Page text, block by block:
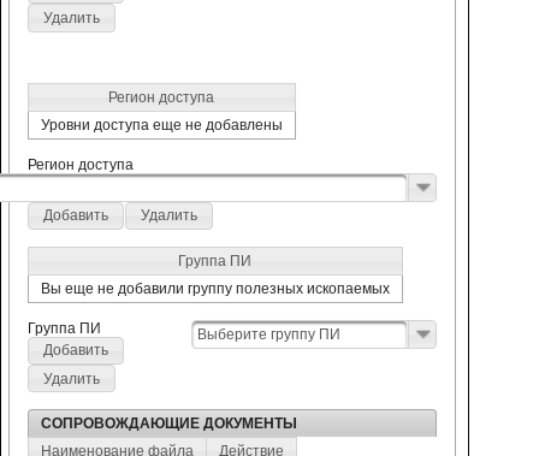
Удалить
Регион доступа
Уровни доступа еще не добавлены
Регион доступа
Добавить Удалить
Группа ПИ
Вы еще не добавили группу полезных ископаемых
Группа ПИ
Выберите группу ПИ
Добавить
Удалить
СОПРОВОЖДАЮЩИЕ ДОКУМЕНТЫ
Наименование файла
Действие